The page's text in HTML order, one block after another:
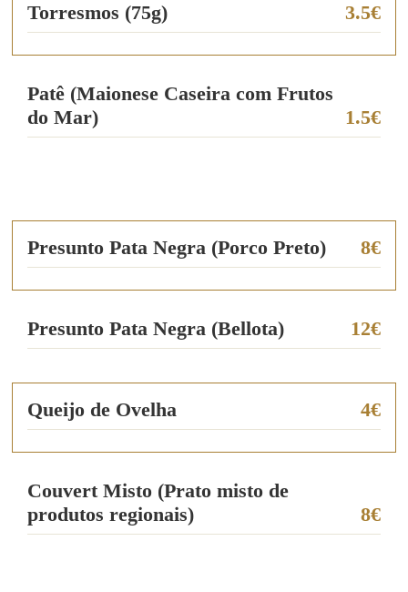
Torresmos (75g) 3.5€
Patê (Maionese Caseira com Frutos
do Mar)
1.5€
Presunto Pata Negra (Porco Preto) 8€
Presunto Pata Negra (Bellota) 12€
Queijo de Ovelha 4€
Couvert Misto (Prato misto de
produtos regionais)
8€